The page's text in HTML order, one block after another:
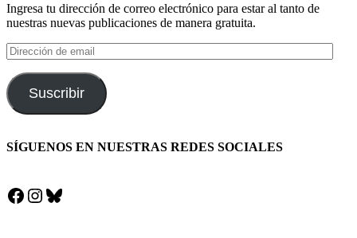
Ingresa tu dirección de correo electrónico para estar al tanto de
nuestras nuevas publicaciones de manera gratuita.
Dirección
de
email
Suscribir
SÍGUENOS EN NUESTRAS REDES SOCIALES
Facebook
Instagram
Bluesky